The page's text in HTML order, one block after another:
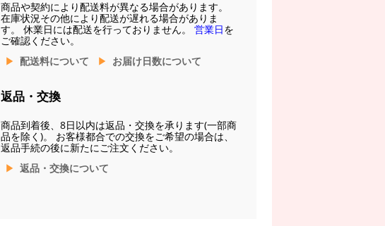
商品や契約により配送料が異なる場合があります。
在庫状況その他により配送が遅れる場合がありま
す。 休業日には配送を行っておりません。 営業日を
ご確認ください。
配送料について
お届け日数について
返品・交換
商品到着後、8日以内は返品・交換を承ります(一部商
品を除く)。 お客様都合での交換をご希望の場合は、
返品手続の後に新たにご注文ください。
返品・交換について